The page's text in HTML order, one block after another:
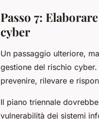
Passo 7:
cyber
Un passaggio ulteriore,
gestione del rischio
prevenire, rilevare e
Il piano triennale
vulnerabilità dei sistemi